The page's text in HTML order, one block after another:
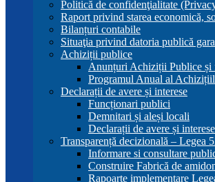
Politică de confidenţialitate
Raport privind starea economică,
Bilanțuri contabile
Situaţia privind datoria publică
Achiziții publice
Anunțuri Achiziții Publice și
Programul Anual al
Declarații de avere și interese
Funcționari publici
Demnitari și aleși locali
Declarații de avere și
Transparență decizională – Legea
Informare si consultare
Construire Fabrică de
Rapoarte implementare